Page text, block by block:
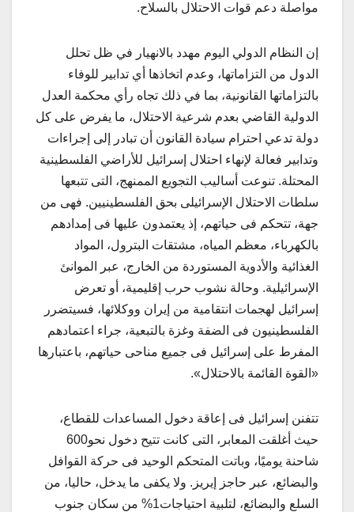
مواصلة دعم قوات الاحتلال بالسلاح.
إن النظام الدولي اليوم مهدد بالانهيار في ظل تحلل
الدول من التزاماتها، وعدم اتخاذها أي تدابير للوفاء
بالتزاماتها القانونية، بما في ذلك تجاه رأي محكمة العدل
الدولية القاضي بعدم شرعية الاحتلال، ما يفرض على كل
دولة تدعي احترام سيادة القانون أن تبادر إلى إجراءات
وتدابير فعالة لإنهاء احتلال إسرائيل للأراضي الفلسطينية
المحتلة. تنوعت أساليب التجويع الممنهج، التى تتبعها
سلطات الاحتلال الإسرائيلى بحق الفلسطينيين. فهى من
جهة، تتحكم فى حياتهم، إذ يعتمدون عليها فى إمدادهم
بالكهرباء، معظم المياه، مشتقات البترول، المواد
الغذائية والأدوية المستوردة من الخارج، عبر الموانئ
الإسرائيلية. وحالة نشوب حرب إقليمية، أو تعرض
إسرائيل لهجمات انتقامية من إيران ووكلائها، فسيتضرر
الفلسطينيون فى الضفة وغزة بالتبعية، جراء اعتمادهم
المفرط على إسرائيل فى جميع مناحى حياتهم، باعتبارها
«القوة القائمة بالاحتلال».
تتفنن إسرائيل فى إعاقة دخول المساعدات للقطاع،
حيث أغلقت المعابر، التى كانت تتيح دخول نحو600
شاحنة يوميًا، وباتت المتحكم الوحيد فى حركة القوافل
والبضائع، عبر حاجز إيريز. ولا يكفى ما يدخل، حاليا، من
السلع والبضائع، لتلبية احتياجات1% من سكان جنوب